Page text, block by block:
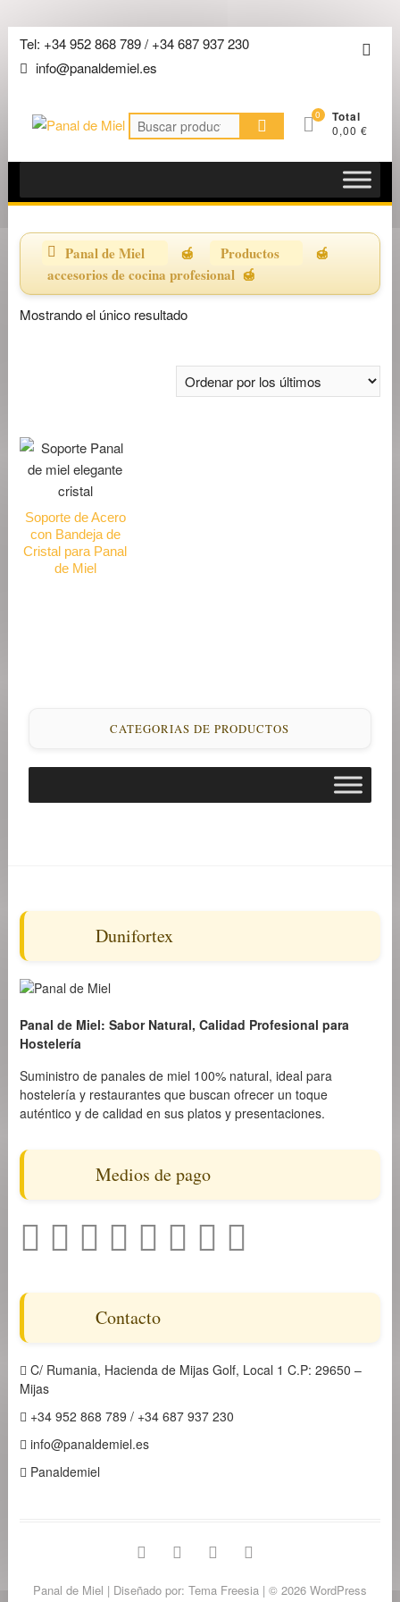
Saltar
contenido
Tel: +34 952 868 789 / +34 687 937 230
info@panaldemiel.es
barra
Buscar
por:
0 Total
0,00 €
Panal de Miel
Productos
accesorios de cocina profesional
Mostrando el único resultado
Soporte de Acero
con Bandeja de
Cristal para Panal
de Miel
CATEGORIAS DE PRODUCTOS
Dunifortex
Panal de Miel: Sabor Natural, Calidad Profesional para
Hostelería
Suministro de panales de miel 100% natural, ideal para
hostelería y restaurantes que buscan ofrecer un toque
auténtico y de calidad en sus platos y presentaciones.
Medios de pago
Contacto
C/ Rumania, Hacienda de Mijas Golf, Local 1 C.P: 29650 –
Mijas
+34 952 868 789 / +34 687 937 230
info@panaldemiel.es
Panaldemiel
facebooktwitter instagram
Panal de Miel | Diseñado por: Tema Freesia| © 2026 WordPress